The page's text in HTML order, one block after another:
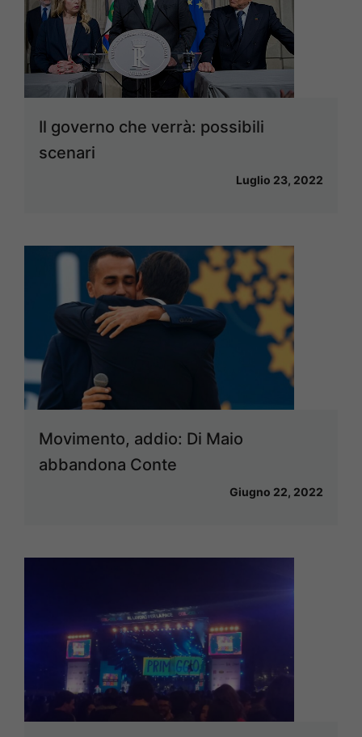
Il governo che verrà: possibili
scenari
Luglio 23, 2022
Movimento, addio: Di Maio
abbandona Conte
Giugno 22, 2022